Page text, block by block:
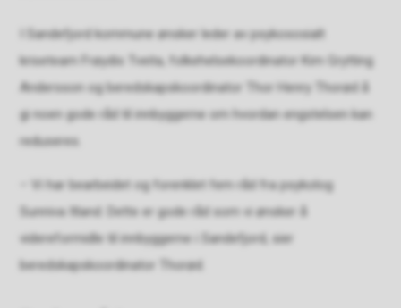
I Sandefjord kommune ønsker leder av psykososialt
kriseteam Frøydis Tveita, folkehelsekoordinator Kim Grytting
Andersson og beredskapskoordinator Thor Henry Thorød å
gi noen gode råd til innbyggerne om hvordan engstelsen kan
reduseres.
– Vi har bearbeidet og forenklet fem råd fra psykolog
Sunniva Itland. Dette er gode råd som vi ønsker å
videreformidle til innbyggerne i Sandefjord, sier
beredskapskoordinator Thorød.